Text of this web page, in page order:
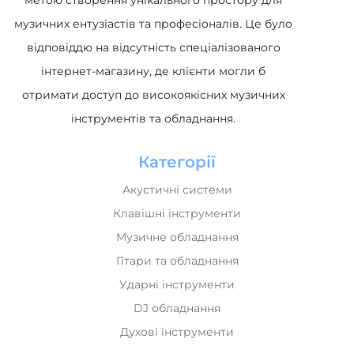
відповіддю на відсутність спеціалізованого
інтернет-магазину, де клієнти могли б
отримати доступ до високоякісних музичних
інструментів та обладнання.
Категорії
Клавішні інструменти
Музичне обладнання
Гітари та обладнання
Ударні інструменти
DJ обладнання
Духові інструменти
HiFi та HiEnd техніка
Домашнє аудіо